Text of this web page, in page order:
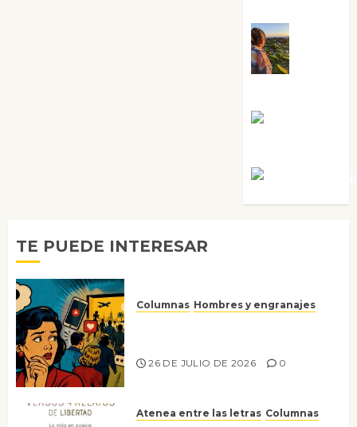
TE PUEDE INTERESAR
Columnas Hombres y engranajes
26 DE JULIO DE 2026 0
Atenea entre las letras Columnas